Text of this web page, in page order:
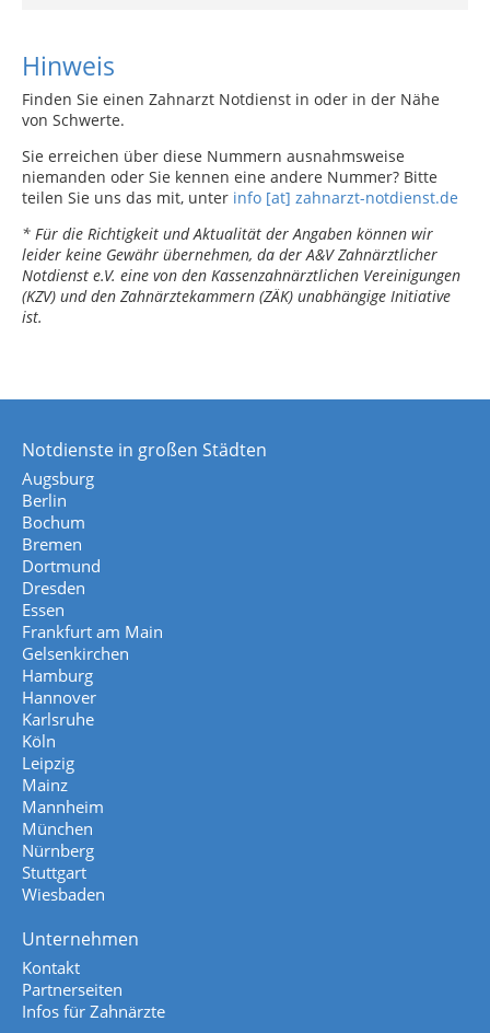
Hinweis
Finden Sie einen Zahnarzt Notdienst in oder in der Nähe
von Schwerte.
Sie erreichen über diese Nummern ausnahmsweise
niemanden oder Sie kennen eine andere Nummer? Bitte
teilen Sie uns das mit, unter info [at] zahnarzt-notdienst.de
* Für die Richtigkeit und Aktualität der Angaben können wir
leider keine Gewähr übernehmen, da der A&V Zahnärztlicher
Notdienst e.V. eine von den Kassenzahnärztlichen Vereinigungen
(KZV) und den Zahnärztekammern (ZÄK) unabhängige Initiative
ist.
Notdienste in großen Städten
Augsburg
Berlin
Bochum
Bremen
Dortmund
Dresden
Essen
Frankfurt am Main
Gelsenkirchen
Hamburg
Hannover
Karlsruhe
Köln
Leipzig
Mainz
Mannheim
München
Nürnberg
Stuttgart
Wiesbaden
Unternehmen
Kontakt
Partnerseiten
Infos für Zahnärzte